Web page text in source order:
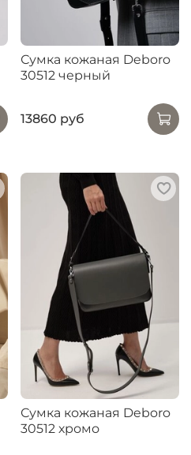
Сумка кожаная Deboro
30512 черный
13860 руб
Сумка кожаная Deboro
30512 хромо